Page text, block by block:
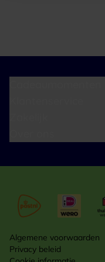
Algemene voorwaarden
Privacy beleid